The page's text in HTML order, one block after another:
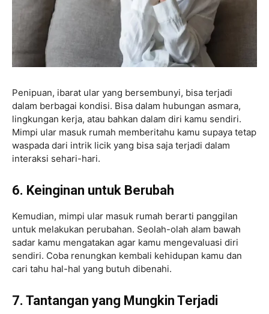
Penipuan, ibarat ular yang bersembunyi, bisa terjadi
dalam berbagai kondisi. Bisa dalam hubungan asmara,
lingkungan kerja, atau bahkan dalam diri kamu sendiri.
Mimpi ular masuk rumah memberitahu kamu supaya tetap
waspada dari intrik licik yang bisa saja terjadi dalam
interaksi sehari-hari.
6. Keinginan untuk Berubah
Kemudian, mimpi ular masuk rumah berarti panggilan
untuk melakukan perubahan. Seolah-olah alam bawah
sadar kamu mengatakan agar kamu mengevaluasi diri
sendiri. Coba renungkan kembali kehidupan kamu dan
cari tahu hal-hal yang butuh dibenahi.
7. Tantangan yang Mungkin Terjadi